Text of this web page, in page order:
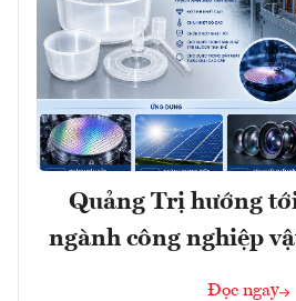
Quảng Trị hướng
ngành công nghiệp
Đọc ngay